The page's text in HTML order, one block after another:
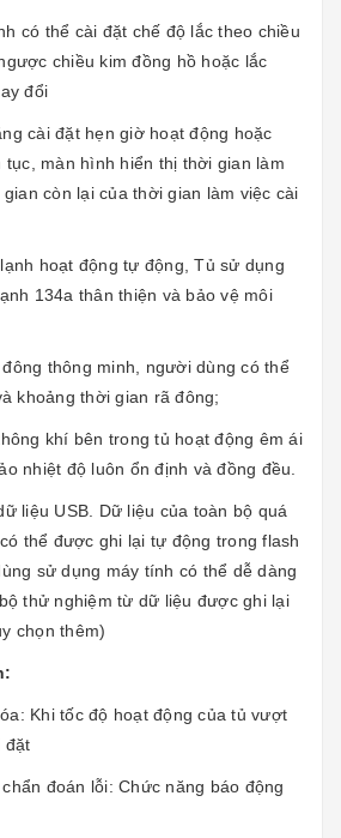
có thể cài đặt chế độ lắc theo chiều
chiều kim đồng hồ hoặc lắc
đổi
cài đặt hẹn giờ hoạt động hoặc
tục, màn hình hiển thị thời gian làm
còn lại của thời gian làm việc cài
hoạt động tự động, Tủ sử dụng
134a thân thiện và bảo vệ môi
thông minh, người dùng có thể
khoảng thời gian rã đông;
khí bên trong tủ hoạt động êm ái
nhiệt độ luôn ổn định và đồng đều.
liệu USB. Dữ liệu của toàn bộ quá
thể được ghi lại tự động trong flash
sử dụng máy tính có thể dễ dàng
thử nghiệm từ dữ liệu được ghi lại
chọn thêm)
Khi tốc độ hoạt động của tủ vượt
đặt
đoán lỗi: Chức năng báo động